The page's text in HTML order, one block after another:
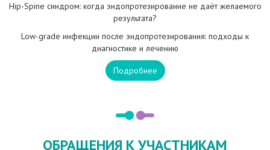
Hip-Spine синдром: когда эндопротезирование не даёт желаемого
результата?
Low-grade инфекции после эндопротезирования: подходы к
диагностике и лечению
Подробнее
ОБРАЩЕНИЯ К УЧАСТНИКАМ